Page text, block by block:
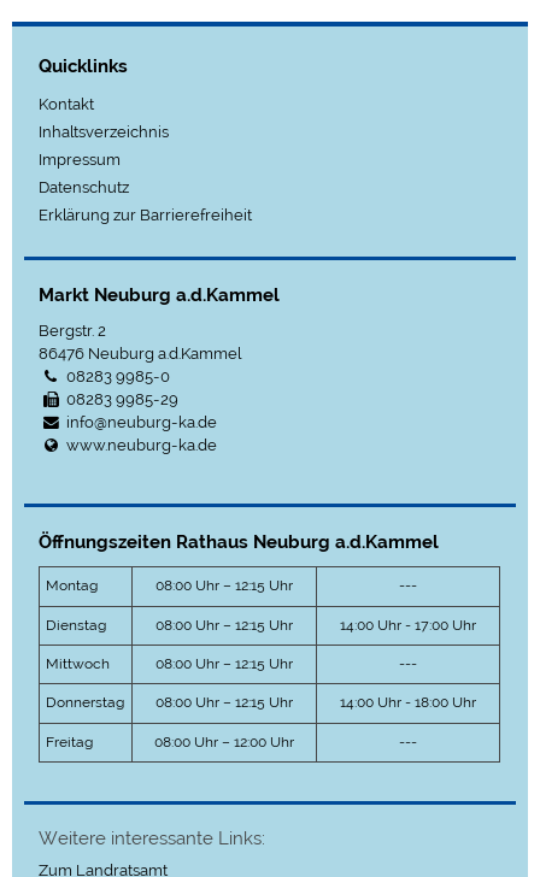
Quicklinks
Kontakt
Inhaltsverzeichnis
Impressum
Datenschutz
Erklärung zur Barrierefreiheit
Markt Neuburg a.d.Kammel
Bergstr. 2
86476 Neuburg a.d.Kammel
08283 9985-0
08283 9985-29
info@neuburg-ka.de
www.neuburg-ka.de
Öffnungszeiten Rathaus Neuburg a.d.Kammel
Montag 08:00 Uhr – 12:15 Uhr ---
Dienstag 08:00 Uhr – 12:15 Uhr 14:00 Uhr - 17:00 Uhr
Mittwoch 08:00 Uhr – 12:15 Uhr ---
Donnerstag 08:00 Uhr – 12:15 Uhr 14:00 Uhr - 18:00 Uhr
Freitag 08:00 Uhr – 12:00 Uhr ---
Weitere interessante Links:
Zum Landratsamt